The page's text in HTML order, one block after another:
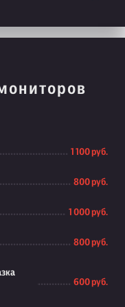
1 100 руб.
800 руб.
1 000 руб.
800 руб.
600 руб.